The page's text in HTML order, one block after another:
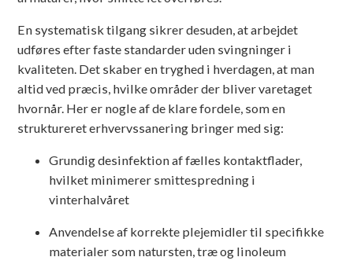
En systematisk tilgang sikrer desuden, at arbejdet
udføres efter faste standarder uden svingninger i
kvaliteten. Det skaber en tryghed i hverdagen, at man
altid ved præcis, hvilke områder der bliver varetaget
hvornår. Her er nogle af de klare fordele, som en
struktureret erhvervssanering bringer med sig:
Grundig desinfektion af fælles kontaktflader,
hvilket minimerer smittespredning i
vinterhalvåret
Anvendelse af korrekte plejemidler til specifikke
materialer som natursten, træ og linoleum